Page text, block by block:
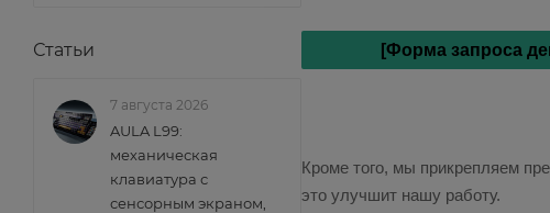
[Форма запроса
Кроме того, мы прикрепляем
это улучшит нашу работу.
Статьи
7 августа 2026
AULA L99:
механическая
клавиатура с
сенсорным экраном,